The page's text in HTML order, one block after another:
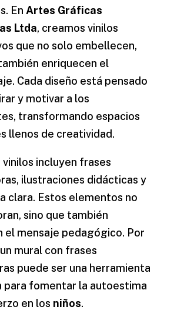
En Artes Gráficas
Ltda, creamos vinilos
que no solo embellecen,
enriquecen el
Cada diseño está pensado
y motivar a los
transformando espacios
llenos de creatividad.
vinilos incluyen frases
ilustraciones didácticas y
clara. Estos elementos no
sino que también
el mensaje pedagógico. Por
mural con frases
puede ser una herramienta
para fomentar la autoestima
en los niños.